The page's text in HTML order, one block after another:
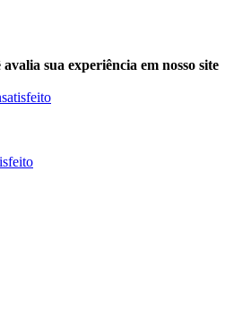
sua experiência em nosso site